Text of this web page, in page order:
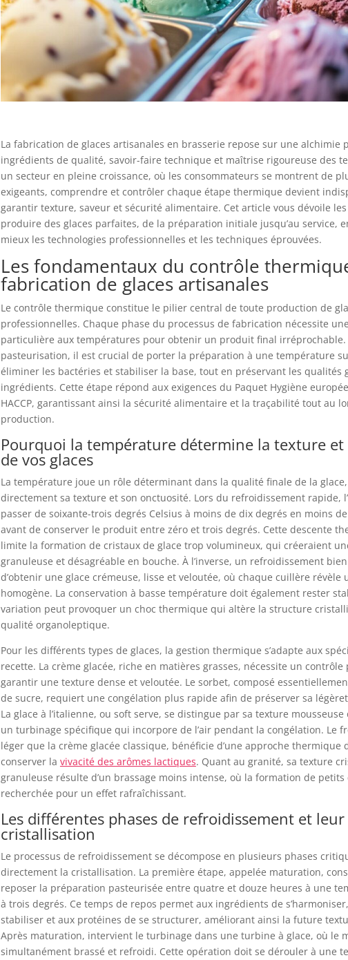
La fabrication de glaces artisanales en brasserie repose sur une alchimie
ingrédients de qualité, savoir-faire technique et maîtrise rigoureuse des
un secteur en pleine croissance, où les consommateurs se montrent de
exigeants, comprendre et contrôler chaque étape thermique devient
garantir texture, saveur et sécurité alimentaire. Cet article vous dévoile
produire des glaces parfaites, de la préparation initiale jusqu’au service,
mieux les technologies professionnelles et les techniques éprouvées.
Les fondamentaux du contrôle
fabrication de glaces artisanales
Le contrôle thermique constitue le pilier central de toute production de
professionnelles. Chaque phase du processus de fabrication nécessite
particulière aux températures pour obtenir un produit final irréprochable.
pasteurisation, il est crucial de porter la préparation à une température
éliminer les bactéries et stabiliser la base, tout en préservant les qualités
ingrédients. Cette étape répond aux exigences du Paquet Hygiène
HACCP, garantissant ainsi la sécurité alimentaire et la traçabilité tout au
production.
Pourquoi la température détermine la texture et
de vos glaces
La température joue un rôle déterminant dans la qualité finale de la
directement sa texture et son onctuosité. Lors du refroidissement rapide,
passer de soixante-trois degrés Celsius à moins de dix degrés en moins
avant de conserver le produit entre zéro et trois degrés. Cette descente
limite la formation de cristaux de glace trop volumineux, qui créeraient
granuleuse et désagréable en bouche. À l’inverse, un refroidissement
d’obtenir une glace crémeuse, lisse et veloutée, où chaque cuillère révèle
homogène. La conservation à basse température doit également rester
variation peut provoquer un choc thermique qui altère la structure
qualité organoleptique.
Pour les différents types de glaces, la gestion thermique s’adapte aux
recette. La crème glacée, riche en matières grasses, nécessite un contrôle
garantir une texture dense et veloutée. Le sorbet, composé
de sucre, requiert une congélation plus rapide afin de préserver sa
La glace à l’italienne, ou soft serve, se distingue par sa texture mousseuse
un turbinage spécifique qui incorpore de l’air pendant la congélation. Le
léger que la crème glacée classique, bénéficie d’une approche thermique
conserver la vivacité des arômes lactiques. Quant au granité, sa texture
granuleuse résulte d’un brassage moins intense, où la formation de petits
recherchée pour un effet rafraîchissant.
Les différentes phases de refroidissement et
cristallisation
Le processus de refroidissement se décompose en plusieurs phases
directement la cristallisation. La première étape, appelée maturation,
reposer la préparation pasteurisée entre quatre et douze heures à une
à trois degrés. Ce temps de repos permet aux ingrédients de
stabiliser et aux protéines de se structurer, améliorant ainsi la future
Après maturation, intervient le turbinage dans une turbine à glace, où le
simultanément brassé et refroidi. Cette opération doit se dérouler à une